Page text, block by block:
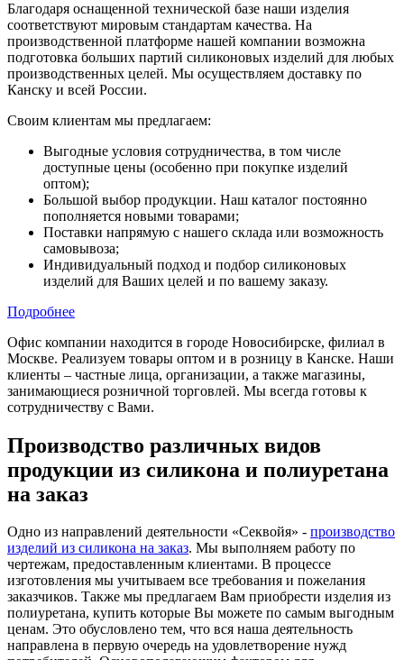
Благодаря оснащенной технической базе наши изделия
соответствуют мировым стандартам качества. На
производственной платформе нашей компании возможна
подготовка больших партий силиконовых изделий для любых
производственных целей. Мы осуществляем доставку по
Канску и всей России.
Своим клиентам мы предлагаем:
Выгодные условия сотрудничества, в том числе
доступные цены (особенно при покупке изделий
оптом);
Большой выбор продукции. Наш каталог постоянно
пополняется новыми товарами;
Поставки напрямую с нашего склада или возможность
самовывоза;
Индивидуальный подход и подбор силиконовых
изделий для Ваших целей и по вашему заказу.
Подробнее
Офис компании находится в городе Новосибирске, филиал в
Москве. Реализуем товары оптом и в розницу в Канске. Наши
клиенты – частные лица, организации, а также магазины,
занимающиеся розничной торговлей. Мы всегда готовы к
сотрудничеству с Вами.
Производство различных видов
продукции из силикона и полиуретана
на заказ
Одно из направлений деятельности «Секвойя» - производство
изделий из силикона на заказ. Мы выполняем работу по
чертежам, предоставленным клиентами. В процессе
изготовления мы учитываем все требования и пожелания
заказчиков. Также мы предлагаем Вам приобрести изделия из
полиуретана, купить которые Вы можете по самым выгодным
ценам. Это обусловлено тем, что вся наша деятельность
направлена в первую очередь на удовлетворение нужд